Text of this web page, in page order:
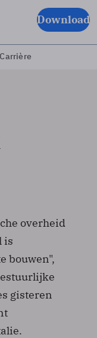
Download
Carrière
overheid
is
bouwen",
gisteren